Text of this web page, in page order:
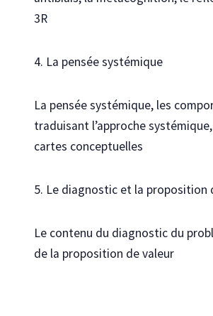
3R
4. La pensée systémique
La pensée systémique, les
traduisant l’approche
cartes conceptuelles
5. Le diagnostic et la proposition
Le contenu du diagnostic du
de la proposition de valeur